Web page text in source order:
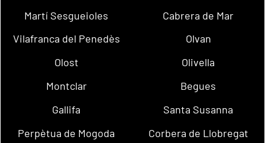
Martí Sesgueioles
Cabrera de Mar
Vilafranca del Penedès
Olvan
Olost
Olivella
Montclar
Begues
Gallifa
Santa Susanna
Perpètua de Mogoda
Corbera de Llobregat